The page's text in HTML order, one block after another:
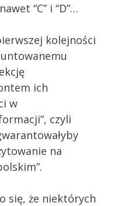
“C” i “D”…
kolejności
ich
w
czyli
na
się, że niektórych